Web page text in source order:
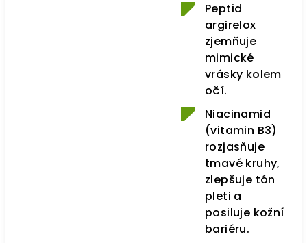
Peptid
argirelox
zjemňuje
mimické
vrásky kolem
očí.
Niacinamid
(vitamin B3)
rozjasňuje
tmavé kruhy,
zlepšuje tón
pleti a
posiluje kožní
bariéru.